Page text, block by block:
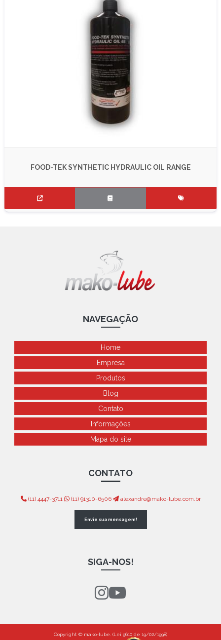
FOOD-TEK SYNTHETIC HYDRAULIC OIL RANGE
NAVEGAÇÃO
Home
Empresa
Produtos
Blog
Contato
Informações
Mapa do site
CONTATO
(11) 4447-3711 (11) 91310-6506 alexandre@mako-lube.com.br
Envie sua mensagem!
SIGA-NOS!
Copyright © mako-lube. (Lei 9610 de 19/02/1998)